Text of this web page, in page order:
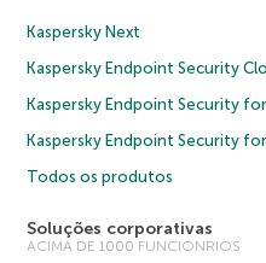
Kaspersky Next
Kaspersky Endpoint Security
Kaspersky Endpoint Security
Kaspersky Endpoint Security
Todos os produtos
Soluções corporativas
ACIMA DE 1000 FUNCIONRIOS